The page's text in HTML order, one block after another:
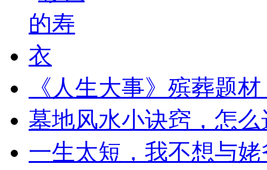
《人生大事》殡葬题
墓地风水小诀窍，怎
一生太短，我不想与